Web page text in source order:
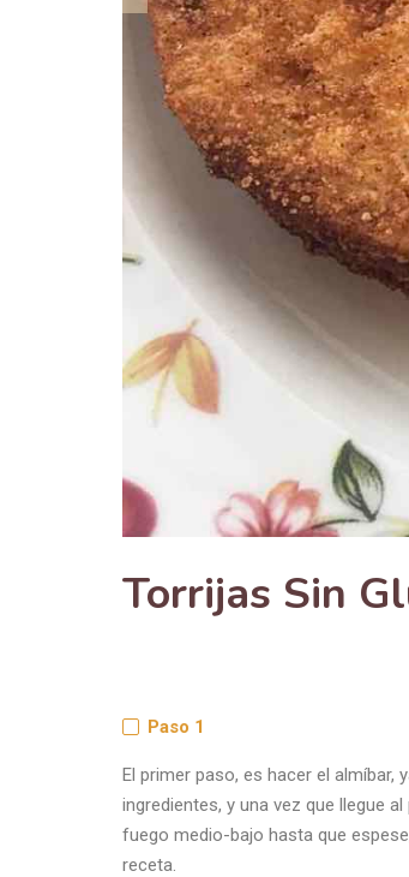
Torrijas Sin
Paso 1
El primer paso, es hacer el
ingredientes, y una vez que llegue
fuego medio-bajo hasta que
receta.